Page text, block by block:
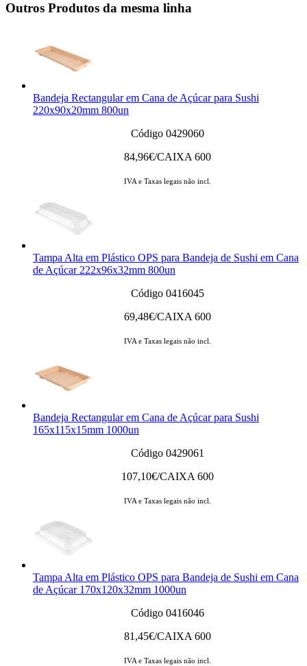
Outros Produtos da mesma linha
Bandeja Rectangular em Cana de Açúcar para Sushi
220x90x20mm 800un
Código 0429060
84,96€/CAIXA 600
IVA e Taxas legais não incl.
Tampa Alta em Plástico OPS para Bandeja de Sushi em Cana
de Açúcar 222x96x32mm 800un
Código 0416045
69,48€/CAIXA 600
IVA e Taxas legais não incl.
Bandeja Rectangular em Cana de Açúcar para Sushi
165x115x15mm 1000un
Código 0429061
107,10€/CAIXA 600
IVA e Taxas legais não incl.
Tampa Alta em Plástico OPS para Bandeja de Sushi em Cana
de Açúcar 170x120x32mm 1000un
Código 0416046
81,45€/CAIXA 600
IVA e Taxas legais não incl.